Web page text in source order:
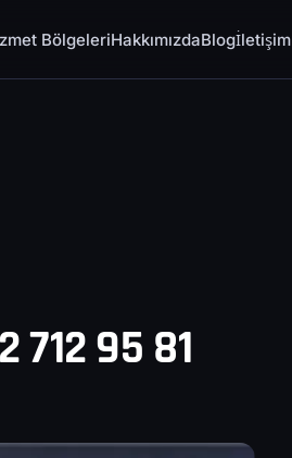
BölgeleriHakkımızdaBlogİletişim
95 81